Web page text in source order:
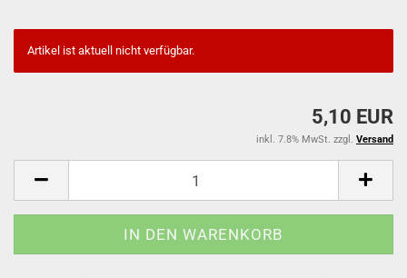
Artikel ist aktuell nicht verfügbar.
5,10 EUR
inkl. 7.8% MwSt. zzgl. Versand